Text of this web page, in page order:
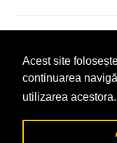
Acest site
continuarea
utilizarea acestora.
© 2026 - PRIMĂRIA
AȚI ÎNTÂMPINAT O